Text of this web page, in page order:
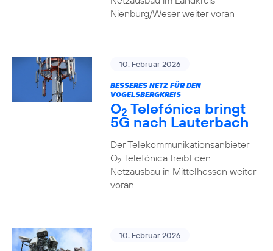
Nienburg/Weser weiter voran
10. Februar 2026
BESSERES NETZ FÜR DEN
VOGELSBERGKREIS
O2 Telefónica bringt
5G nach Lauterbach
Der Telekommunikationsanbieter
O2Telefónica treibt den
Netzausbau in Mittelhessen weiter
voran
10. Februar 2026